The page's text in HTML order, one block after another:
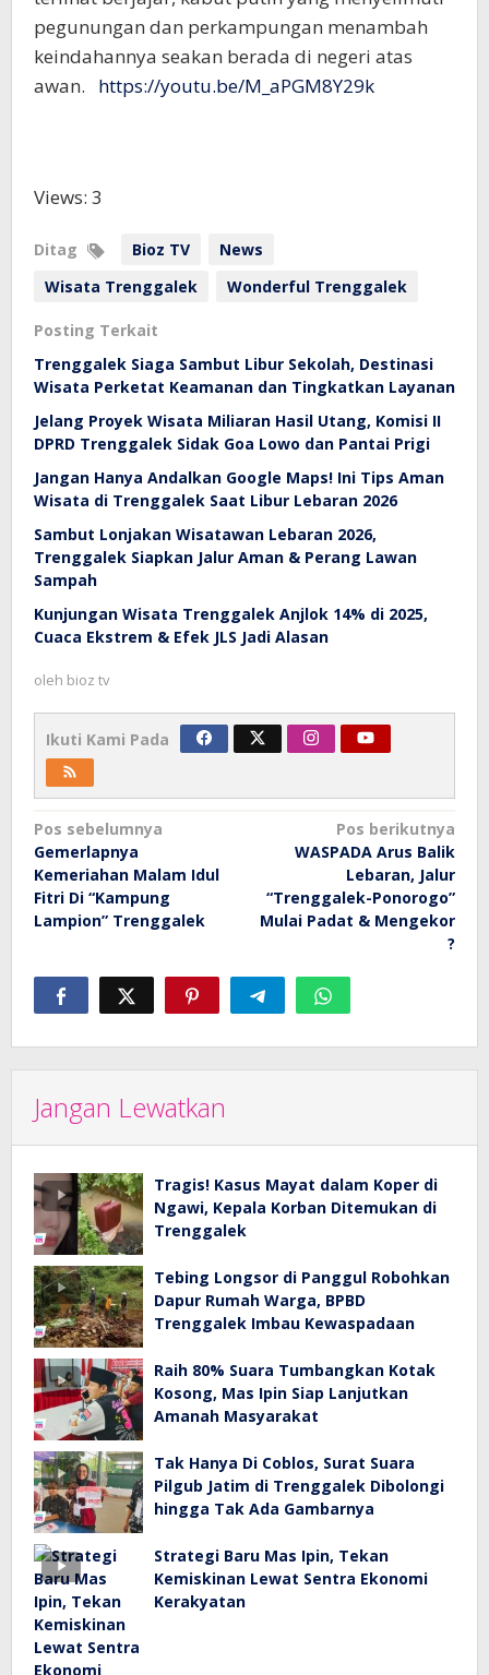
pegunungan dan perkampungan menambah
keindahannya seakan berada di negeri atas
awan. https://youtu.be/M_aPGM8Y29k
Views: 3
Ditag Bioz TV
News
Wisata Trenggalek
Wonderful Trenggalek
Posting Terkait
Trenggalek Siaga Sambut Libur Sekolah, Destinasi
Wisata Perketat Keamanan dan Tingkatkan Layanan
Jelang Proyek Wisata Miliaran Hasil Utang, Komisi II
DPRD Trenggalek Sidak Goa Lowo dan Pantai Prigi
Jangan Hanya Andalkan Google Maps! Ini Tips Aman
Wisata di Trenggalek Saat Libur Lebaran 2026
Sambut Lonjakan Wisatawan Lebaran 2026,
Trenggalek Siapkan Jalur Aman & Perang Lawan
Sampah
Kunjungan Wisata Trenggalek Anjlok 14% di 2025,
Cuaca Ekstrem & Efek JLS Jadi Alasan
oleh bioz tv
Ikuti Kami Pada
Navigasi
pos
Pos sebelumnya
Gemerlapnya
Kemeriahan Malam Idul
Fitri Di “Kampung
Lampion” Trenggalek
Pos berikutnya
WASPADA Arus Balik
Lebaran, Jalur
“Trenggalek-Ponorogo”
Mulai Padat & Mengekor
?
Jangan Lewatkan
Tragis! Kasus Mayat dalam Koper di
Ngawi, Kepala Korban Ditemukan di
Trenggalek
Tebing Longsor di Panggul Robohkan
Dapur Rumah Warga, BPBD
Trenggalek Imbau Kewaspadaan
Raih 80% Suara Tumbangkan Kotak
Kosong, Mas Ipin Siap Lanjutkan
Amanah Masyarakat
Tak Hanya Di Coblos, Surat Suara
Pilgub Jatim di Trenggalek Dibolongi
hingga Tak Ada Gambarnya
Strategi Baru Mas Ipin, Tekan
Kemiskinan Lewat Sentra Ekonomi
Kerakyatan